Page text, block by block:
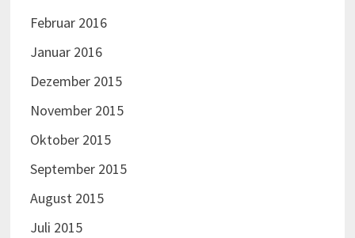
Februar 2016
Januar 2016
Dezember 2015
November 2015
Oktober 2015
September 2015
August 2015
Juli 2015